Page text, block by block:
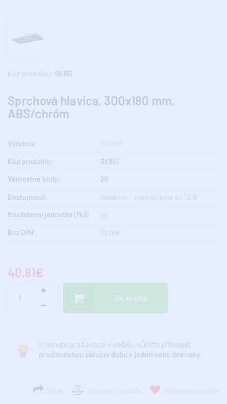
Kód produktu: SK851
Sprchová hlavica, 300x180 mm,
ABS/chróm
Výrobca: SAPHO
Kód produktu: SK851
Vernostné body: 25
Dostupnosť: Skladom - expedujeme do 12.8.
Množstevní jednotka (MJ): ks
Bez DPH: 33,18€
40,81€
Do košíka
K tomuto produktu si v košíku můžete přikoupit
prodlouženou záruční dobu o jeden nebo dva roky
Sdílet Porovnať produkt Obľúbený produkt